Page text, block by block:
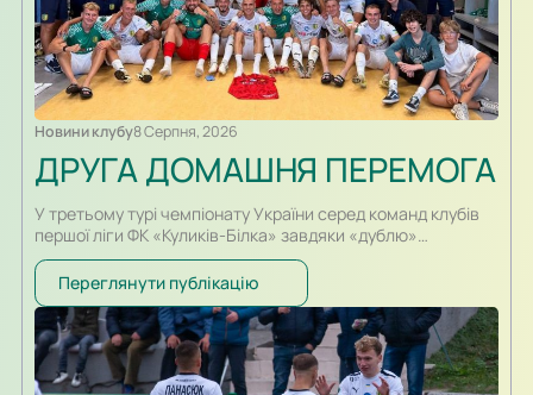
Новини клубу8 Серпня, 2026
ДРУГА ДОМАШНЯ ПЕРЕМОГА
У третьому турі чемпіонату України серед команд клубів
першої ліги ФК «Куликів-Білка» завдяки «дублю»
Владислава Семотюка з рахунком 2:1 на стадіоні «Арена
Куликів» здолав «Прикарпаття-Благо» Івано-Франківськ.
В перші хвилини гри більш активними виглядали гості, які
більше перебували з м’ячем і намагалися знайти шлях до
воріт Романа Данковича. Надійно зігравши в обороні
куликівці відповіли гострою атакою,…
Переглянути публікацію